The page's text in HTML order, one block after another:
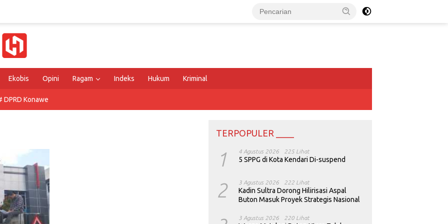
Ekobis Opini Ragam Indeks Hukum Kriminal
DPRD Konawe
TERPOPULER ____
1 4 Agustus 2026 225 Lihat
5 SPPG di Kota Kendari Di-suspend
2 3 Agustus 2026 222 Lihat
Kadin Sultra Dorong Hilirisasi Aspal
Buton Masuk Proyek Strategis Nasional
3 Agustus 2026 220 Lihat